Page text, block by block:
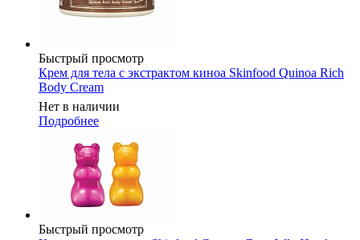
Быстрый просмотр
Крем для тела с экстрактом киноа Skinfood Quinoa Rich
Body Cream
Нет в наличии
Подробнее
Быстрый просмотр